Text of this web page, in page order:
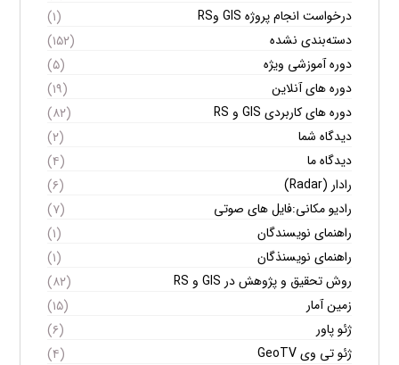
درخواست انجام پروژه GIS وRS
(۱)
دسته‌بندی نشده
(۱۵۲)
دوره آموزشی ویژه
(۵)
دوره های آنلاین
(۱۹)
دوره های کاربردی GIS و RS
(۸۲)
دیدگاه شما
(۲)
دیدگاه ما
(۴)
رادار (Radar)
(۶)
رادیو مکانی:فایل های صوتی
(۷)
راهنمای نویسندگان
(۱)
راهنمای نویسنذگان
(۱)
روش تحقیق و پژوهش در GIS و RS
(۸۲)
زمین آمار
(۱۵)
ژئو پاور
(۶)
ژئو تی وی GeoTV
(۴)